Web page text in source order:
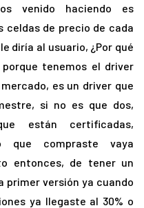
venido haciendo es
de precio de cada
diría al usuario, ¿Por qué
porque tenemos el driver
es un driver que
si no es que dos,
están certificadas,
que compraste vaya
entonces, de tener un
primer versión ya cuando
ya llegaste al 30% o